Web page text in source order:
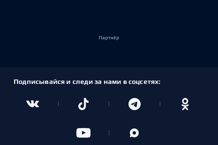
Партнёр
Подписывайся и следи за нами в соцсетях: